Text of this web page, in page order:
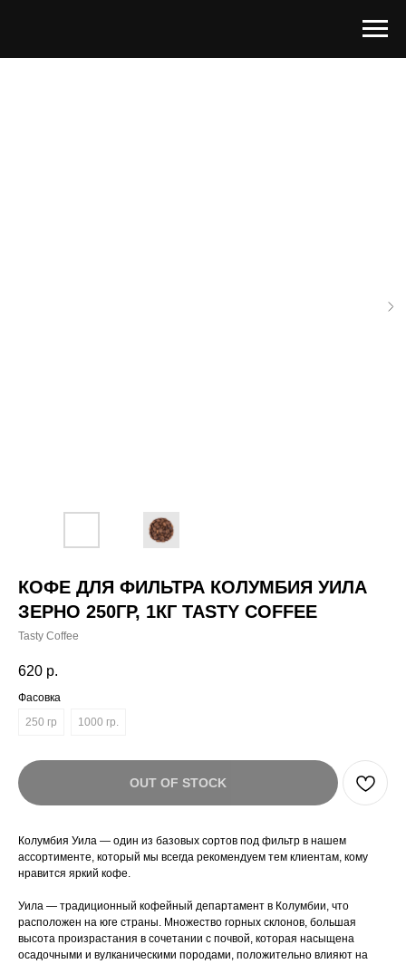
КОФЕ ДЛЯ ФИЛЬТРА КОЛУМБИЯ УИЛА
ЗЕРНО 250ГР, 1КГ TASTY COFFEE
Tasty Coffee
620 р.
Фасовка
250 гр
1000 гр.
OUT OF STOCK
Колумбия Уила — один из базовых сортов под фильтр в нашем
ассортименте, который мы всегда рекомендуем тем клиентам, кому
нравится яркий кофе.
Уила — традиционный кофейный департамент в Колумбии, что
расположен на юге страны. Множество горных склонов, большая
высота произрастания в сочетании с почвой, которая насыщена
осадочными и вулканическими породами, положительно влияют на